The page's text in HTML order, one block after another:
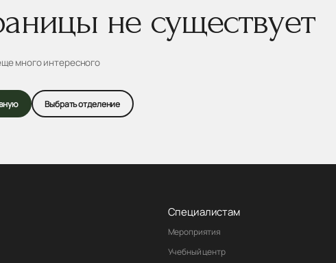
не существует
много интересного
Выбрать отделение
Специалистам
Мероприятия
Учебный центр